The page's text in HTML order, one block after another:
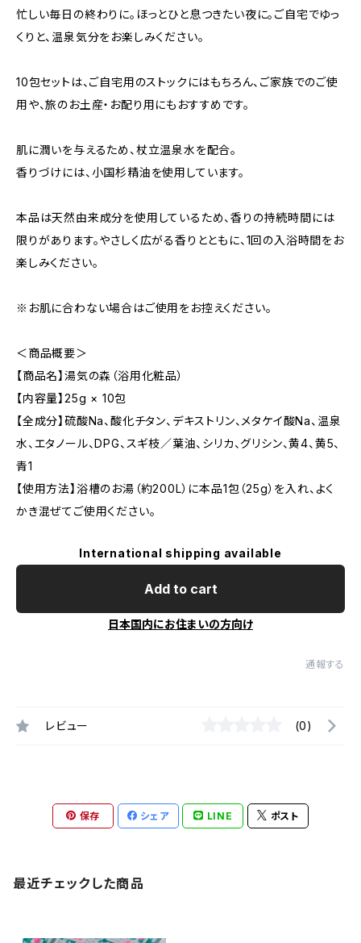
忙しい毎日の終わりに。ほっとひと息つきたい夜に。ご自宅でゆっ
くりと、温泉気分をお楽しみください。
10包セットは、ご自宅用のストックにはもちろん、ご家族でのご使
用や、旅のお土産・お配り用にもおすすめです。
肌に潤いを与えるため、杖立温泉水を配合。
香りづけには、小国杉精油を使用しています。
本品は天然由来成分を使用しているため、香りの持続時間には
限りがあります。やさしく広がる香りとともに、1回の入浴時間をお
楽しみください。
※お肌に合わない場合はご使用をお控えください。
＜商品概要＞
【商品名】湯気の森（浴用化粧品）
【内容量】25g × 10包
【全成分】硫酸Na、酸化チタン、デキストリン、メタケイ酸Na、温泉
水、エタノール、DPG、スギ枝／葉油、シリカ、グリシン、黄4、黄5、
青1
【使用方法】浴槽のお湯（約200L）に本品1包（25g）を入れ、よく
かき混ぜてご使用ください。
International shipping available
Add to cart
日本国内にお住まいの方向け
通報する
レビュー (0)
保存 シェア LINE ポスト
最近チェックした商品